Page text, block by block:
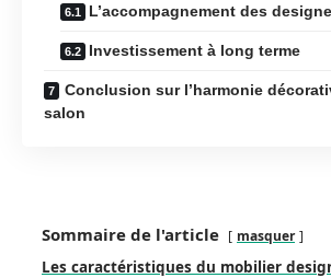
L’accompagnement des
Investissement à long terme
Conclusion sur l’harmonie
salon
Sommaire de l'article masquer
Les caractéristiques du mobilier